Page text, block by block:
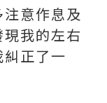
意作息及
我的左右
正了一